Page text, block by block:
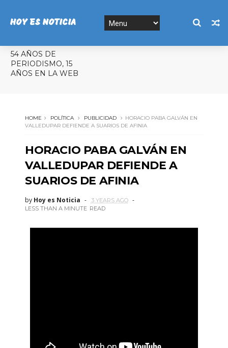
HOY ES NOTICIA
54 AÑOS DE
PERIODISMO, 15
AÑOS EN LA WEB
HOME POLÍTICA PUBLICIDAD
HORACIO PABA GALVÁN EN
VALLEDUPAR DEFIENDE A SUARIOS DE AFINIA
HORACIO PABA GALVÁN EN
VALLEDUPAR DEFIENDE A
SUARIOS DE AFINIA
by Hoy es Noticia
3 YEARS AGO
LESS THAN A MINUTE READ